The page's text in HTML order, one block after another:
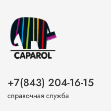
+7(843) 204-16-15
справочная служба